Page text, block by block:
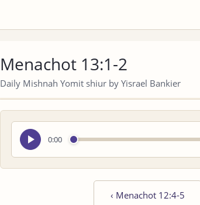
Menachot 13:1-2
Daily Mishnah Yomit shiur by Yisrael Bankier
0:00
Seek
audio
‹ Menachot 12:4-5